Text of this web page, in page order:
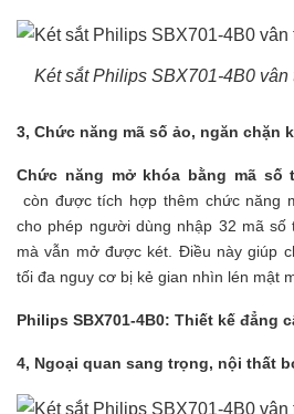
Két sắt Philips SBX701-4B0
3, Chức năng mã số ảo, ngăn chặn
Chức năng mở khóa bằng mã số
còn được tích hợp thêm chức năng
cho phép người dùng nhập 32 mã
mà vẫn mở được két. Điều này giúp
tối đa nguy cơ bị kẻ gian nhìn lén mật
Philips SBX701-4B0: Thiết kế đẳng
4, Ngoại quan sang trọng, nội thất